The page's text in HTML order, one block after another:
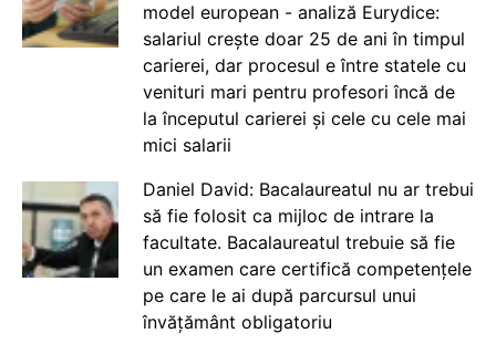
model european - analiză Eurydice:
salariul crește doar 25 de ani în timpul
carierei, dar procesul e între statele cu
venituri mari pentru profesori încă de
la începutul carierei și cele cu cele mai
mici salarii
Daniel David: Bacalaureatul nu ar trebui
să fie folosit ca mijloc de intrare la
facultate. Bacalaureatul trebuie să fie
un examen care certifică competențele
pe care le ai după parcursul unui
învățământ obligatoriu